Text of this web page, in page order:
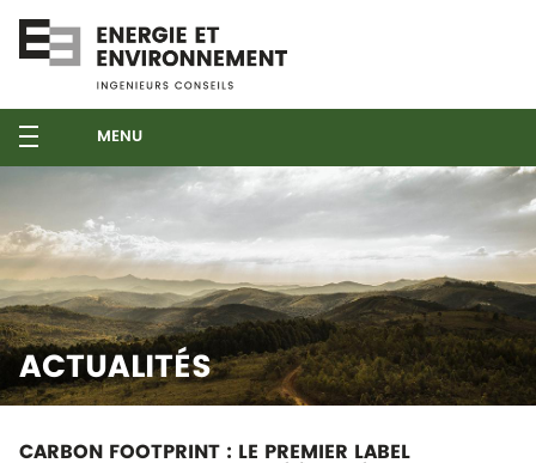
MENU
ACTUALITÉS
CARBON FOOTPRINT : LE PREMIER LABEL